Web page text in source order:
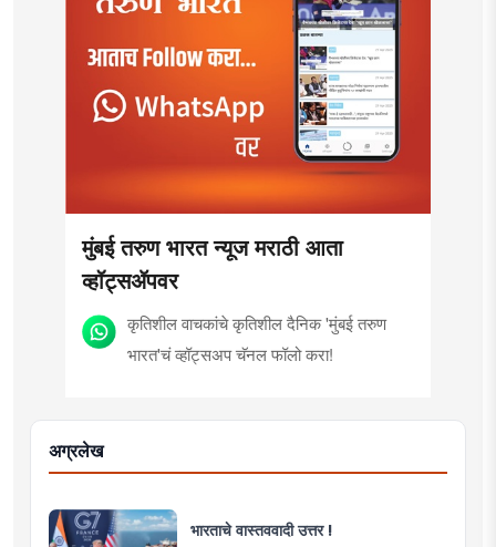
मुंबई तरुण भारत न्यूज मराठी आता
व्हॉट्सॲपवर
कृतिशील वाचकांचे कृतिशील दैनिक 'मुंबई तरुण
भारत'चं व्हॉट्सअप चॅनल फॉलो करा!
अग्रलेख
भारताचे वास्तववादी उत्तर !